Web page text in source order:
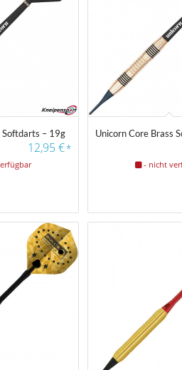
Softdarts – 19g
12,95€*
Unicorn Core Brass
- nicht